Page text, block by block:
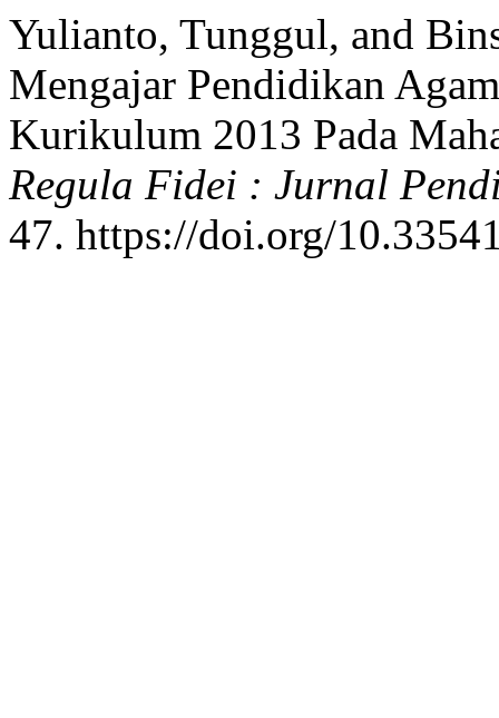
Yulianto, Tunggul, and
Mengajar Pendidikan
Kurikulum 2013 Pada
Regula Fidei : Jurnal
47. https://doi.org/